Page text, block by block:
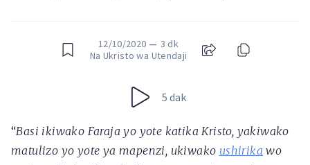
12/10/2020 — 3 dk
Na Ukristo wa Utendaji
5 dak
“Basi ikiwako Faraja yo yote katika Kristo, yakiwako
matulizo yo yote ya mapenzi, ukiwako ushirika wo